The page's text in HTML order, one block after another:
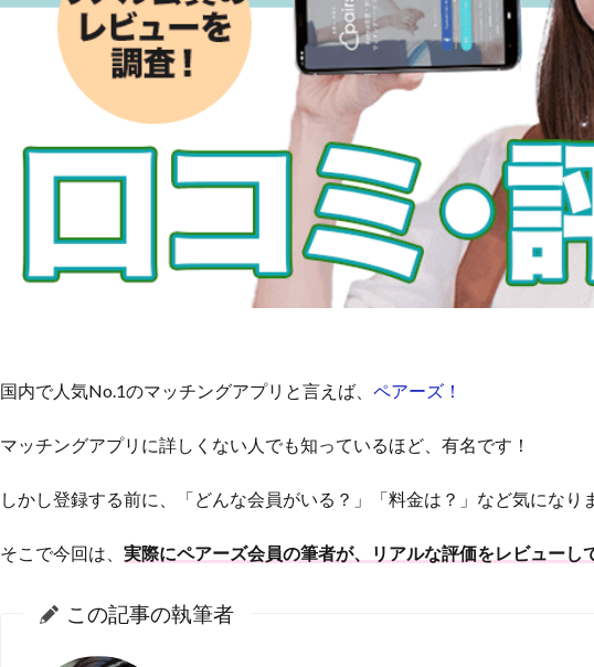
国内で人気No.1のマッチングアプリと言えば、 ペアーズ！
マッチングアプリに詳しくない人でも知っているほど、有名です！
しかし登録する前に、「どんな会員がいる？」「料金は？」など気になり
そこで今回は、 実際にペアーズ会員の筆者が、リアルな評価をレビューし
この記事の執筆者